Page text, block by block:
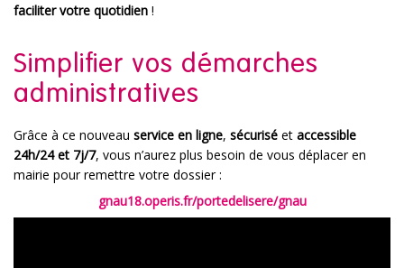
faciliter votre quotidien !
Simplifier vos démarches
administratives
Grâce à ce nouveau service en ligne, sécurisé et accessible
24h/24 et 7j/7, vous n’aurez plus besoin de vous déplacer en
mairie pour remettre votre dossier :
gnau18.operis.fr/portedelisere/gnau